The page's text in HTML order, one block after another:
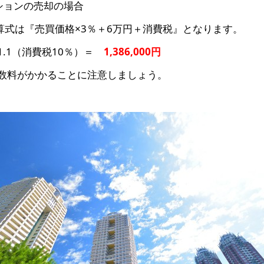
ンの売却の場合
は『売買価格×3％＋6万円＋消費税』となります。
（消費税10％）＝ 1,386,000円
がかかることに注意しましょう。